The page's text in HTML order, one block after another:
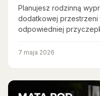
Planujesz rodzinną
dodatkowej przestrzeni
odpowiedniej
7 maja 2026